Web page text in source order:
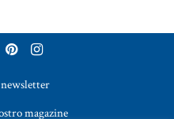
magazine